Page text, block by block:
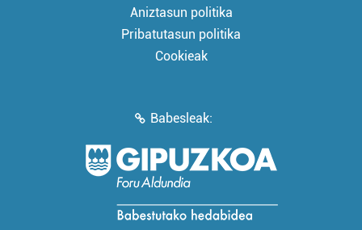
Aniztasun politika
Pribatutasun politika
Cookieak
Babesleak: